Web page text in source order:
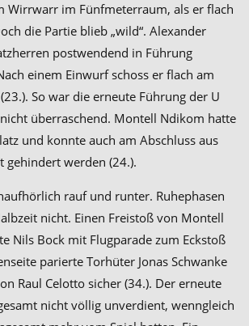
Wirrwarr im Fünfmeterraum, als er flach
die Partie blieb „wild“. Alexander
postwendend in Führung
einem Einwurf schoss er flach am
So war die erneute Führung der U
überraschend. Montell Ndikom hatte
und konnte auch am Abschluss aus
gehindert werden (24.).
rauf und runter. Ruhephasen
nicht. Einen Freistoß von Montell
Nils Bock mit Flugparade zum Eckstoß
parierte Torhüter Jonas Schwanke
Raul Celotto sicher (34.). Der erneute
nicht völlig unverdient, wenngleich